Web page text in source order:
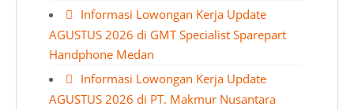
Informasi Lowongan Kerja Update
AGUSTUS 2026 di GMT Specialist Sparepart
Handphone Medan
Informasi Lowongan Kerja Update
AGUSTUS 2026 di PT. Makmur Nusantara